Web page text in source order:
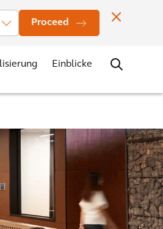
Proceed
Kontakt
Einblicke